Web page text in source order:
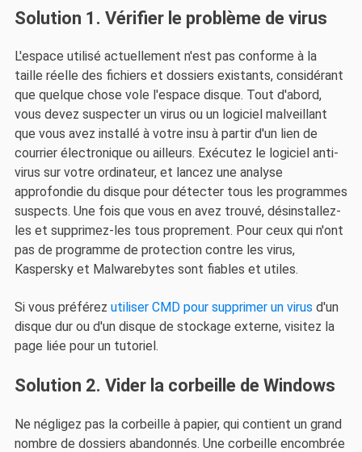
Solution 1. Vérifier le problème de virus
L'espace utilisé actuellement n'est pas conforme à la
taille réelle des fichiers et dossiers existants, considérant
que quelque chose vole l'espace disque. Tout d'abord,
vous devez suspecter un virus ou un logiciel malveillant
que vous avez installé à votre insu à partir d'un lien de
courrier électronique ou ailleurs. Exécutez le logiciel anti-
virus sur votre ordinateur, et lancez une analyse
approfondie du disque pour détecter tous les programmes
suspects. Une fois que vous en avez trouvé, désinstallez-
les et supprimez-les tous proprement. Pour ceux qui n'ont
pas de programme de protection contre les virus,
Kaspersky et Malwarebytes sont fiables et utiles.
Si vous préférez utiliser CMD pour supprimer un virus d'un
disque dur ou d'un disque de stockage externe, visitez la
page liée pour un tutoriel.
Solution 2. Vider la corbeille de Windows
Ne négligez pas la corbeille à papier, qui contient un grand
nombre de dossiers abandonnés. Une corbeille encombrée